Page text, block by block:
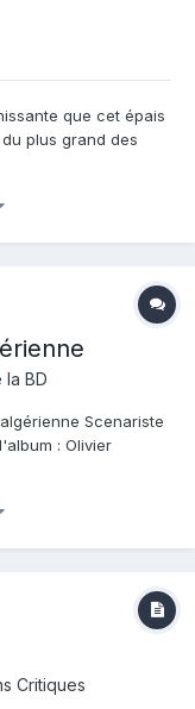
que cet épais
plus grand des
Bourdieu . Il
qu'une vérit...
la BD
Scenariste
: Olivier
est appelé pour
Critiques